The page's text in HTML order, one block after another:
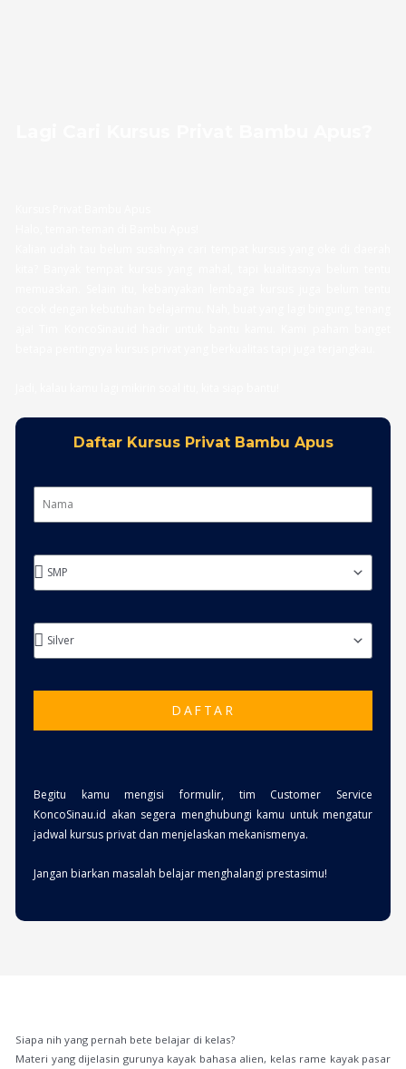
Daftar Kursus Privat Bambu Apus
DAFTAR
Begitu kamu mengisi formulir, tim Customer Service
KoncoSinau.id akan segera menghubungi kamu untuk mengatur
jadwal kursus privat dan menjelaskan mekanismenya.
Jangan biarkan masalah belajar menghalangi prestasimu!
Siapa nih yang pernah bete belajar di kelas?
Materi yang dijelasin gurunya kayak bahasa alien, kelas rame kayak pasar